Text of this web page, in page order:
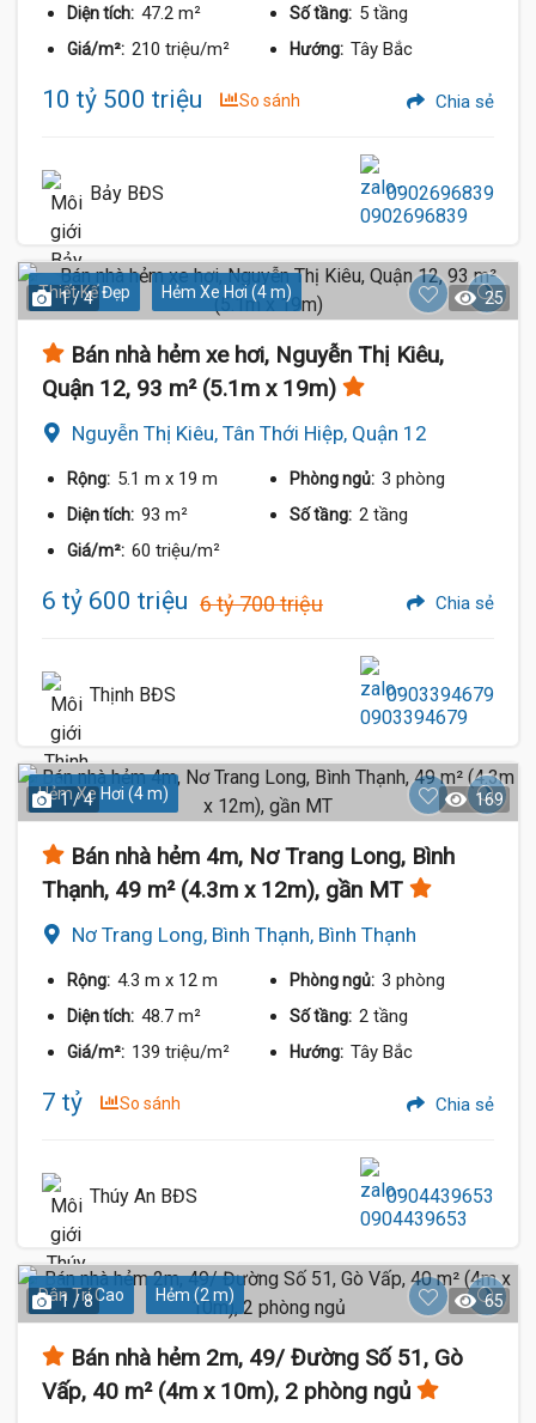
Diện tích: 47.2 m² Số tầng: 5 tầng
Giá/m²: 210 triệu/m² Hướng: Tây Bắc
10 tỷ 500 triệu So sánh Chia sẻ
Bảy BĐS 0902696839
Thiết Kế Đẹp Hẻm Xe Hơi (4 m)
1 / 4 25
Bán nhà hẻm xe hơi, Nguyễn Thị Kiêu,
Quận 12, 93 m² (5.1m x 19m)
Nguyễn Thị Kiêu, Tân Thới Hiệp, Quận 12
Rộng: 5.1 m x 19 m Phòng ngủ: 3 phòng
Diện tích: 93 m² Số tầng: 2 tầng
Giá/m²: 60 triệu/m²
6 tỷ 600 triệu 6 tỷ 700 triệu Chia sẻ
Thịnh BĐS 0903394679
Hẻm Xe Hơi (4 m)
1 / 4 169
Bán nhà hẻm 4m, Nơ Trang Long, Bình
Thạnh, 49 m² (4.3m x 12m), gần MT
Nơ Trang Long, Bình Thạnh, Bình Thạnh
Rộng: 4.3 m x 12 m Phòng ngủ: 3 phòng
Diện tích: 48.7 m² Số tầng: 2 tầng
Giá/m²: 139 triệu/m² Hướng: Tây Bắc
7 tỷ So sánh Chia sẻ
Thúy An BĐS 0904439653
Dân Trí Cao Hẻm (2 m)
1 / 8 65
Bán nhà hẻm 2m, 49/ Đường Số 51, Gò
Vấp, 40 m² (4m x 10m), 2 phòng ngủ